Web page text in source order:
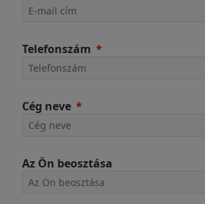
Telefonszám
Cég neve
Az Ön beosztása